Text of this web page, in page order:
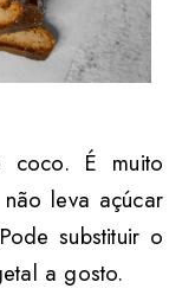
coco. É muito
leva açúcar
substituir o
a gosto.